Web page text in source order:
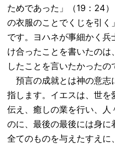
ためであった」（19：24
の衣服のことでくじを引く
です。ヨハネが事細かく
け合ったことを書いたの
したことを言いたかったの
預言の成就とは神の意志
指します。イエスは、世を
伝え、癒しの業を行い、人
のに、最後の最後には身に
全てのものを与えたすえに